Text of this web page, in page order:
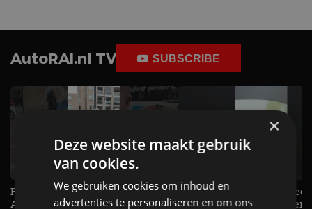
AutoRAI.nl TV SUBSCRIBE
Raad jij onze nieuwe duurtester? -
AutoRAI TV
De Renault Twingo heeft een
opvallende snelheidsmeter! -
×
Deze website maakt gebruik
van cookies.
We gebruiken cookies om inhoud en
advertenties te personaliseren en om ons